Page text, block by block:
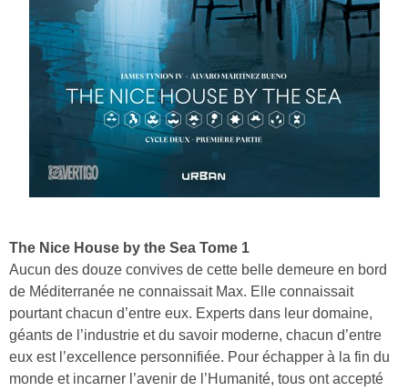
The Nice House by the Sea Tome 1
Aucun des douze convives de cette belle demeure en bord
de Méditerranée ne connaissait Max. Elle connaissait
pourtant chacun d’entre eux. Experts dans leur domaine,
géants de l’industrie et du savoir moderne, chacun d’entre
eux est l’excellence personnifiée. Pour échapper à la fin du
monde et incarner l’avenir de l’Humanité, tous ont accepté